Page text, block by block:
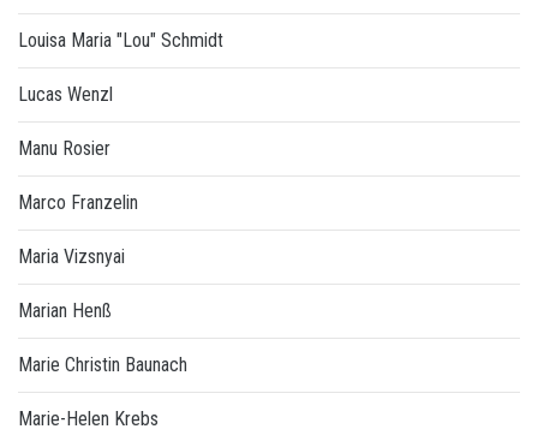
Louisa Maria "Lou" Schmidt
Lucas Wenzl
Manu Rosier
Marco Franzelin
Maria Vizsnyai
Marian Henß
Marie Christin Baunach
Marie-Helen Krebs